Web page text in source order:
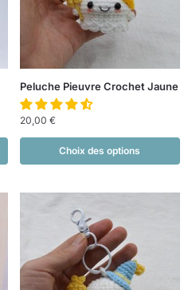
Peluche Pieuvre Crochet Jaune
20,00 €
Choix des options